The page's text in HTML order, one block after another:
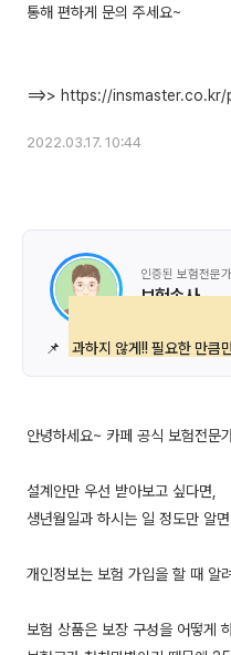
통해 편하게 문의 주세요~
2022.03.17. 10:44
인증된 보험전문가
보험손사
📌 과하지 않게!! 필요한 만큼
안녕하세요~ 카페 공식 보험전
설계안만 우선 받아보고 싶다면,
생년월일과 하시는 일 정도만 알
개인정보는 보험 가입을 할 때 알
보험 상품은 보장 구성을 어떻게